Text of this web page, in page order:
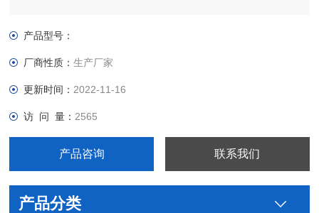
产品型号：
厂商性质：生产厂家
更新时间： 2022-11-16
访 问 量： 2565
产品咨询 联系我们
产品分类